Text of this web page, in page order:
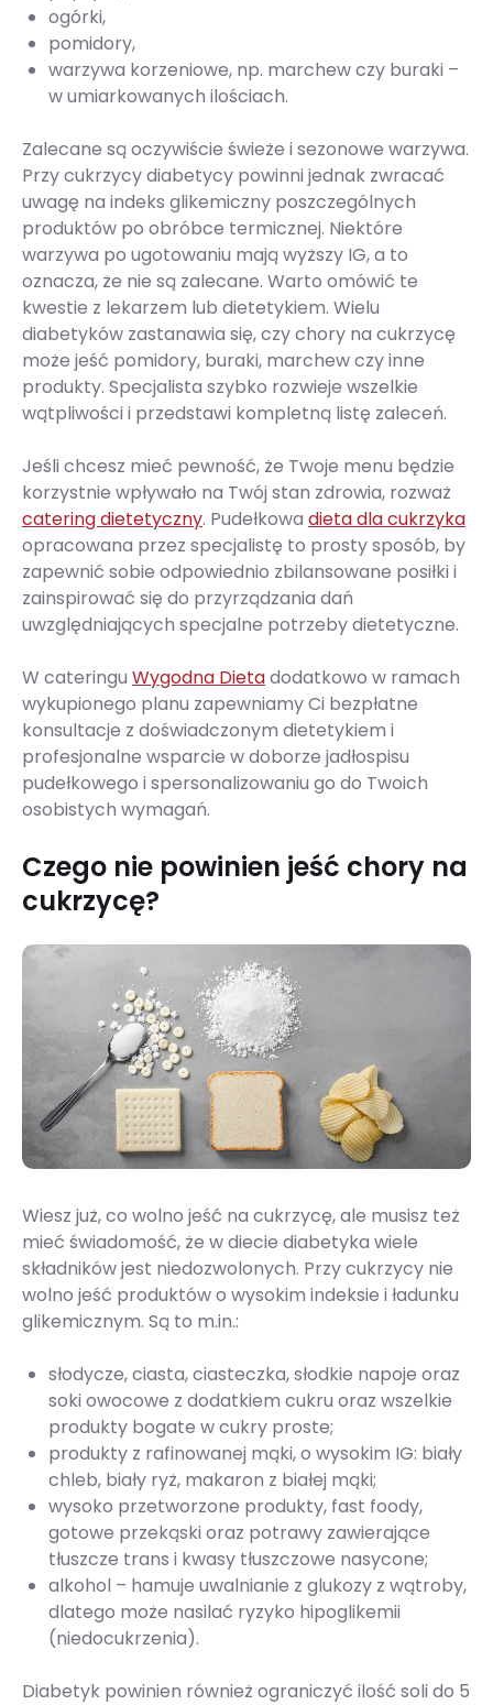
ogórki,
pomidory,
warzywa korzeniowe, np. marchew czy buraki –
w umiarkowanych ilościach.
Zalecane są oczywiście świeże i sezonowe warzywa.
Przy cukrzycy diabetycy powinni jednak zwracać
uwagę na indeks glikemiczny poszczególnych
produktów po obróbce termicznej. Niektóre
warzywa po ugotowaniu mają wyższy IG, a to
oznacza, że nie są zalecane. Warto omówić te
kwestie z lekarzem lub dietetykiem. Wielu
diabetyków zastanawia się, czy chory na cukrzycę
może jeść pomidory, buraki, marchew czy inne
produkty. Specjalista szybko rozwieje wszelkie
wątpliwości i przedstawi kompletną listę zaleceń.
Jeśli chcesz mieć pewność, że Twoje menu będzie
korzystnie wpływało na Twój stan zdrowia, rozważ
catering dietetyczny. Pudełkowa dieta dla cukrzyka
opracowana przez specjalistę to prosty sposób, by
zapewnić sobie odpowiednio zbilansowane posiłki i
zainspirować się do przyrządzania dań
uwzględniających specjalne potrzeby dietetyczne.
W cateringu Wygodna Dietadodatkowo w ramach
wykupionego planu zapewniamy Ci bezpłatne
konsultacje z doświadczonym dietetykiem i
profesjonalne wsparcie w doborze jadłospisu
pudełkowego i spersonalizowaniu go do Twoich
osobistych wymagań.
Czego nie powinien jeść chory na
cukrzycę?
Wiesz już, co wolno jeść na cukrzycę, ale musisz też
mieć świadomość, że w diecie diabetyka wiele
składników jest niedozwolonych. Przy cukrzycy nie
wolno jeść produktów o wysokim indeksie i ładunku
glikemicznym. Są to m.in.:
słodycze, ciasta, ciasteczka, słodkie napoje oraz
soki owocowe z dodatkiem cukru oraz wszelkie
produkty bogate w cukry proste;
produkty z rafinowanej mąki, o wysokim IG: biały
chleb, biały ryż, makaron z białej mąki;
wysoko przetworzone produkty, fast foody,
gotowe przekąski oraz potrawy zawierające
tłuszcze trans i kwasy tłuszczowe nasycone;
alkohol – hamuje uwalnianie z glukozy z wątroby,
dlatego może nasilać ryzyko hipoglikemii
(niedocukrzenia).
Diabetyk powinien również ograniczyć ilość soli do 5